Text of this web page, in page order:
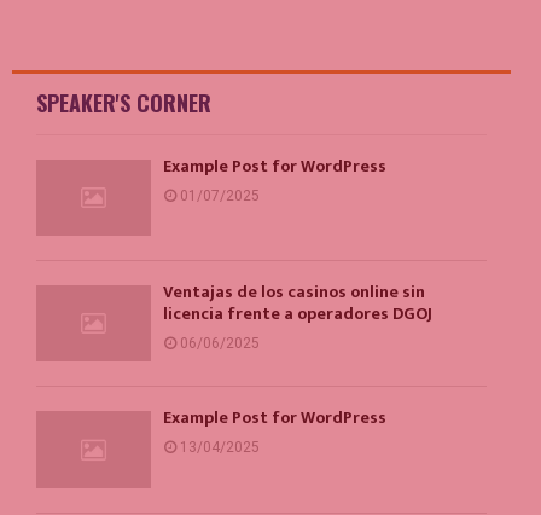
SPEAKER'S CORNER
Example Post for WordPress
01/07/2025
Ventajas de los casinos online sin
licencia frente a operadores DGOJ
06/06/2025
Example Post for WordPress
13/04/2025